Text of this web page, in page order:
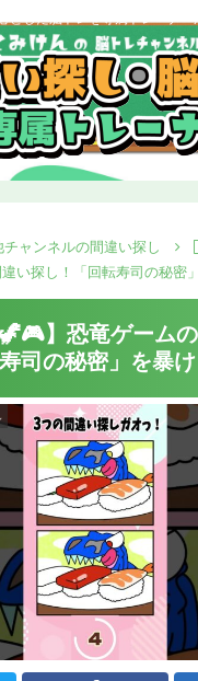
とした脳トレを専属トレーナ
チャンネルの間違い探し
い探し！「回転寿司の秘密
】恐竜ゲーム
司の秘密」を暴け